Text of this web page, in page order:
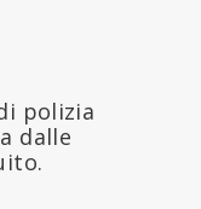
polizia
dalle